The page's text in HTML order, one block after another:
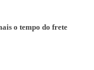
o tempo do frete